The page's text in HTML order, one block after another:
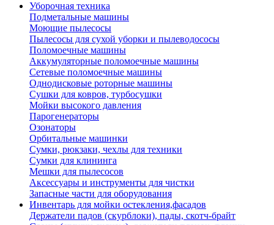
Уборочная техника
Подметальные машины
Моющие пылесосы
Пылесосы для сухой уборки и пылеводососы
Поломоечные машины
Аккумуляторные поломоечные машины
Сетевые поломоечные машины
Однодисковые роторные машины
Сушки для ковров, турбосушки
Мойки высокого давления
Парогенераторы
Озонаторы
Орбитальные машинки
Сумки, рюкзаки, чехлы для техники
Сумки для клининга
Мешки для пылесосов
Аксессуары и инструменты для чистки
Запасные части для оборудования
Инвентарь для мойки остекления,фасадов
Держатели падов (скурблоки), пады, скотч-брайт